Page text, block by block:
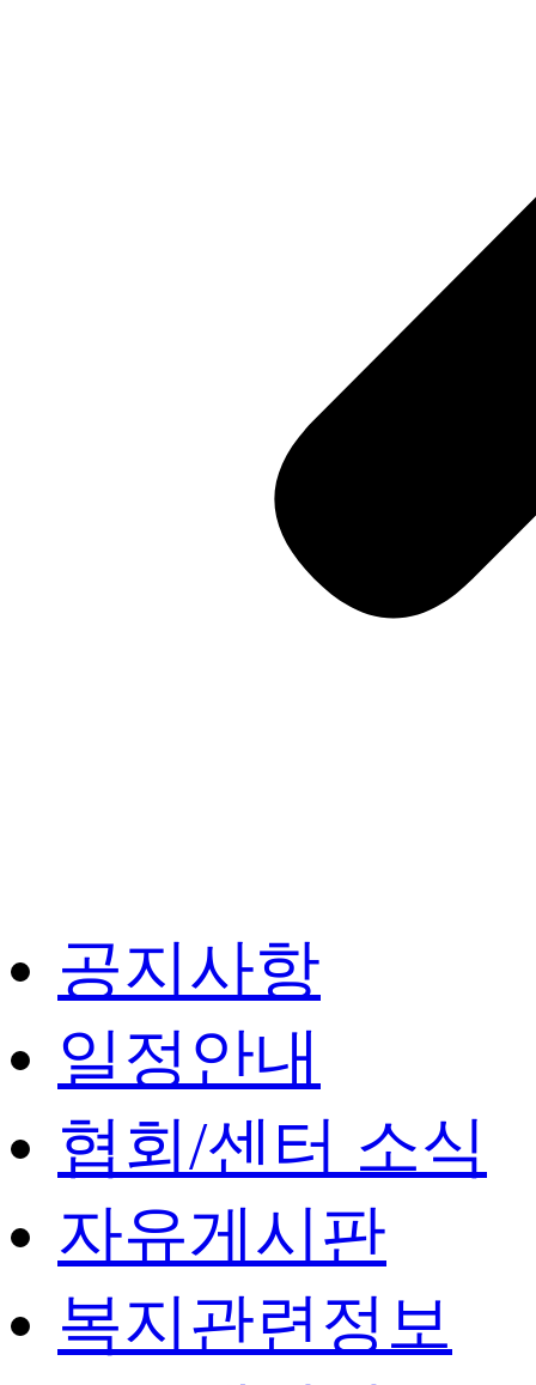
공지사항
일정안내
협회/센터 소식
자유게시판
복지관련정보